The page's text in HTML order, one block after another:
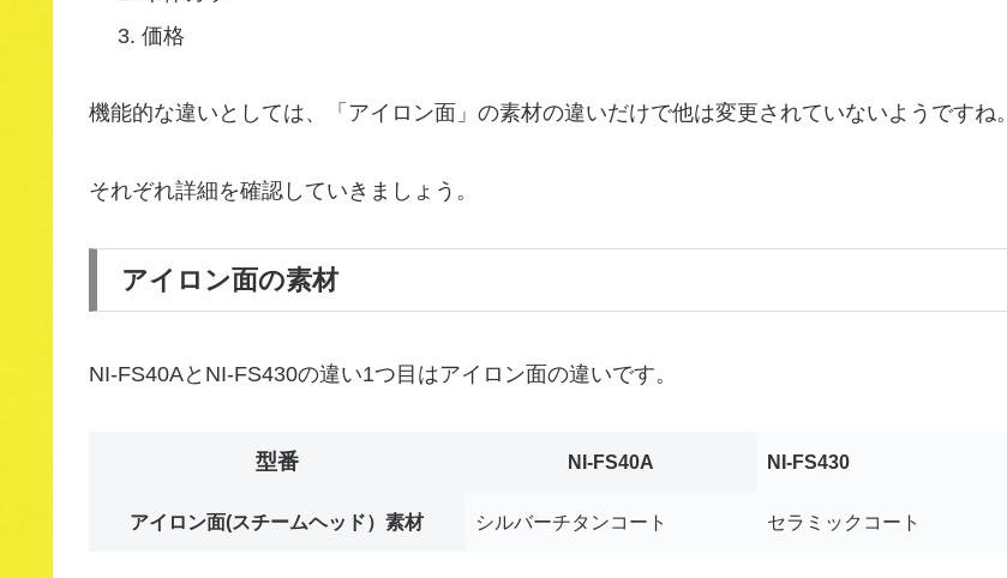
価格
機能的な違いとしては、「アイロン面」の素材の違いだけで他は変更されていないようですね。
それぞれ詳細を確認していきましょう。
アイロン面の素材
NI-FS40AとNI-FS430の違い1つ目はアイロン面の違いです。
型番 NI-FS40A NI-FS430
アイロン面(スチームヘッド）素材 シルバーチタンコート セラミックコート